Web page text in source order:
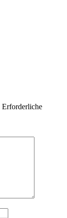
Erforderliche